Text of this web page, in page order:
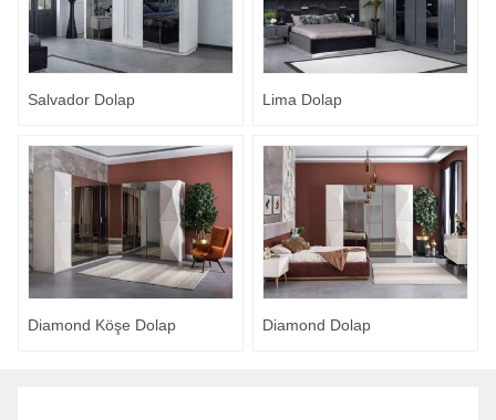
Salvador Dolap Lima Dolap
Diamond Köşe Dolap Diamond Dolap